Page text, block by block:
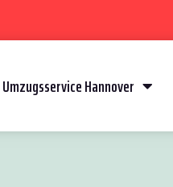
Umzugsservice Hannover